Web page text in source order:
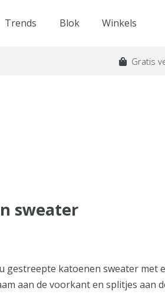
Trends Blok Winkels
Gratis
sweater
gestreepte katoenen sweater met
aan de voorkant en splitjes aan